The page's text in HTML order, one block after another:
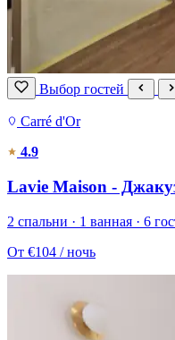
Выбор гостей
Carré d'Or
4.9
Lavie Maison -
2 спальни · 1 ванная · 6
От €104 / ночь